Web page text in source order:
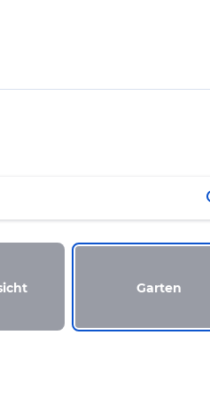
Garten